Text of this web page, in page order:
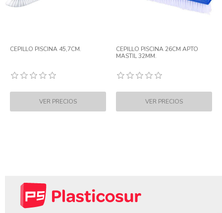
CEPILLO PISCINA 45,7CM.
CEPILLO PISCINA 26CM APTO
MASTIL 32MM.